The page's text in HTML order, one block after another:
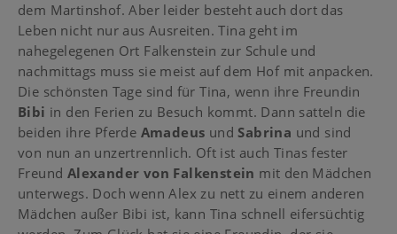
dem Martinshof. Aber leider besteht auch dort das
Leben nicht nur aus Ausreiten. Tina geht im
nahegelegenen Ort Falkenstein zur Schule und
nachmittags muss sie meist auf dem Hof mit anpacken.
Die schönsten Tage sind für Tina, wenn ihre Freundin
Bibi in den Ferien zu Besuch kommt. Dann satteln die
beiden ihre Pferde Amadeus undSabrina und sind
von nun an unzertrennlich. Oft ist auch Tinas fester
Freund Alexander von Falkenstein mit den Mädchen
unterwegs. Doch wenn Alex zu nett zu einem anderen
Mädchen außer Bibi ist, kann Tina schnell eifersüchtig